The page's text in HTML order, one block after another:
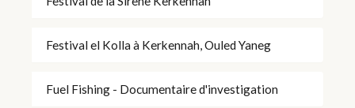
Festival el Kolla à Kerkennah, Ouled Yaneg
Fuel Fishing - Documentaire d'investigation